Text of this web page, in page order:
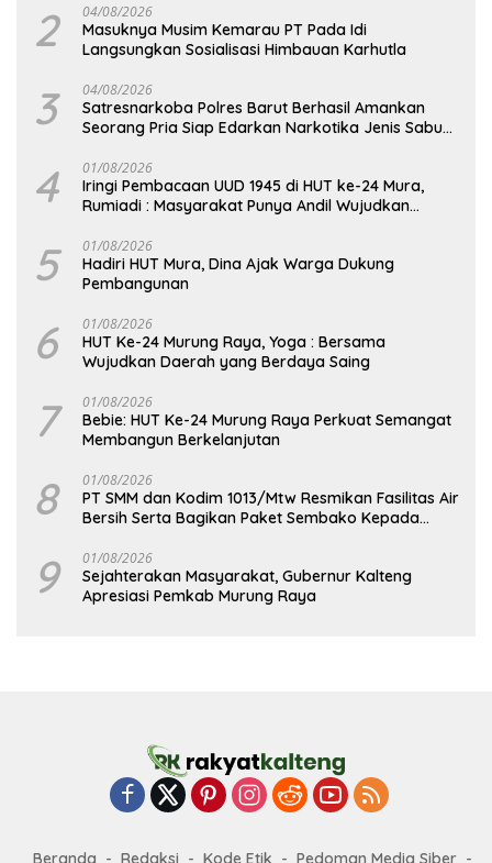
2 04/08/2026
Masuknya Musim Kemarau PT Pada Idi
Langsungkan Sosialisasi Himbauan Karhutla
3 04/08/2026
Satresnarkoba Polres Barut Berhasil Amankan
Seorang Pria Siap Edarkan Narkotika Jenis Sabu
4 01/08/2026
Iringi Pembacaan UUD 1945 di HUT ke-24 Mura,
Rumiadi : Masyarakat Punya Andil Wujudkan
5 01/08/2026
Hadiri HUT Mura, Dina Ajak Warga Dukung
Pembangunan
6 01/08/2026
HUT Ke-24 Murung Raya, Yoga : Bersama
Wujudkan Daerah yang Berdaya Saing
7 01/08/2026
Bebie: HUT Ke-24 Murung Raya Perkuat Semangat
Membangun Berkelanjutan
8 01/08/2026
PT SMM dan Kodim 1013/Mtw Resmikan Fasilitas Air
Bersih Serta Bagikan Paket Sembako Kepada
9 01/08/2026
Sejahterakan Masyarakat, Gubernur Kalteng
Apresiasi Pemkab Murung Raya
Beranda Redaksi Kode Etik Pedoman Media Siber